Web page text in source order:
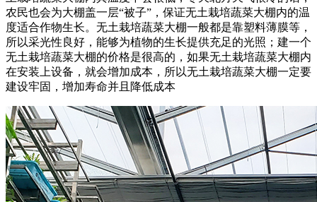
农民也会为大棚盖一层“被子”，保证无土栽培蔬菜大棚内的温
度适合作物生长。无土栽培蔬菜大棚一般都是靠塑料薄膜等，
所以采光性良好，能够为植物的生长提供充足的光照；建一个
无土栽培蔬菜大棚的价格是很高的，如果无土栽培蔬菜大棚内
在安装上设备，就会增加成本，所以无土栽培蔬菜大棚一定要
建设牢固，增加寿命并且降低成本